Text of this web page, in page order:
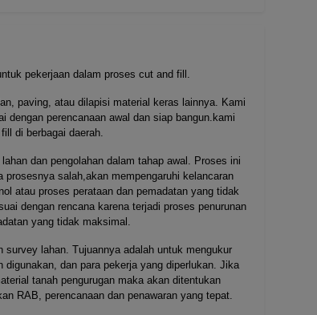
pekerjaan dalam proses cut and fill.
paving, atau dilapisi material keras lainnya. Kami
dengan perencanaan awal dan siap bangun.kami
di berbagai daerah.
dan pengolahan dalam tahap awal. Proses ini
salah,akan mempengaruhi kelancaran
atau proses perataan dan pemadatan yang tidak
dengan rencana karena terjadi proses penurunan
yang tidak maksimal.
lahan. Tujuannya adalah untuk mengukur
dan para pekerja yang diperlukan. Jika
tanah pengurugan maka akan ditentukan
RAB, perencanaan dan penawaran yang tepat.